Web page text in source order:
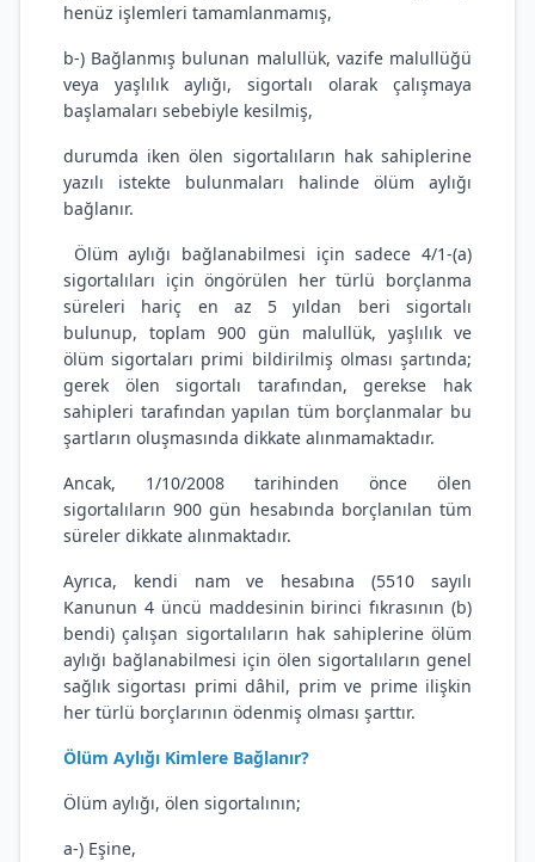
henüz işlemleri tamamlanmamış,
b-) Bağlanmış bulunan malullük, vazife malullüğü
veya yaşlılık aylığı, sigortalı olarak çalışmaya
başlamaları sebebiyle kesilmiş,
durumda iken ölen sigortalıların hak sahiplerine
yazılı istekte bulunmaları halinde ölüm aylığı
bağlanır.
Ölüm aylığı bağlanabilmesi için sadece 4/1-(a)
sigortalıları için öngörülen her türlü borçlanma
süreleri hariç en az 5 yıldan beri sigortalı
bulunup, toplam 900 gün malullük, yaşlılık ve
ölüm sigortaları primi bildirilmiş olması şartında;
gerek ölen sigortalı tarafından, gerekse hak
sahipleri tarafından yapılan tüm borçlanmalar bu
şartların oluşmasında dikkate alınmamaktadır.
Ancak, 1/10/2008 tarihinden önce ölen
sigortalıların 900 gün hesabında borçlanılan tüm
süreler dikkate alınmaktadır.
Ayrıca, kendi nam ve hesabına (5510 sayılı
Kanunun 4 üncü maddesinin birinci fıkrasının (b)
bendi) çalışan sigortalıların hak sahiplerine ölüm
aylığı bağlanabilmesi için ölen sigortalıların genel
sağlık sigortası primi dâhil, prim ve prime ilişkin
her türlü borçlarının ödenmiş olması şarttır.
Ölüm Aylığı Kimlere Bağlanır?
Ölüm aylığı, ölen sigortalının;
a-) Eşine,